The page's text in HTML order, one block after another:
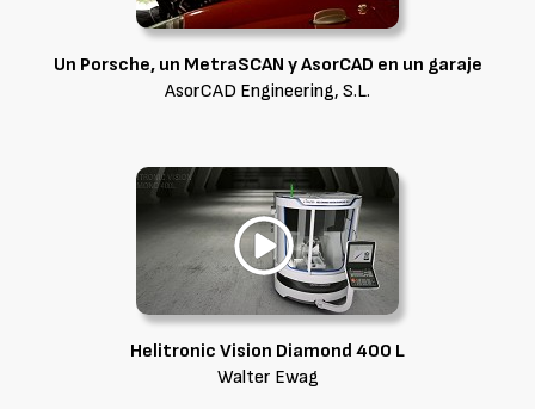
Un Porsche, un MetraSCAN y AsorCAD en un garaje
AsorCAD Engineering, S.L.
Helitronic Vision Diamond 400 L
Walter Ewag